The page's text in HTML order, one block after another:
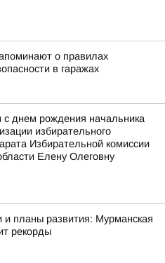
о правилах
в гаражах
днем рождения начальника
избирательного
Избирательной комиссии
Елену Олеговну
и планы развития: Мурманская
рекорды